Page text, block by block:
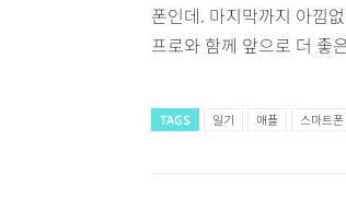
폰인데. 마지막까지 아낌
프로와 함께 앞으로 더 좋
TAGS 일기 애플 스마트폰